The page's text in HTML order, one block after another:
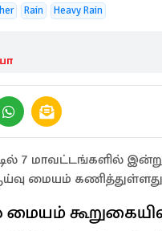
Rain Heavy Rain
7 மாவட்டங்களில்
மையம்